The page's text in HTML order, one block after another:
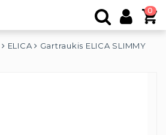
0
ELICA
Gartraukis ELICA SLIMMY